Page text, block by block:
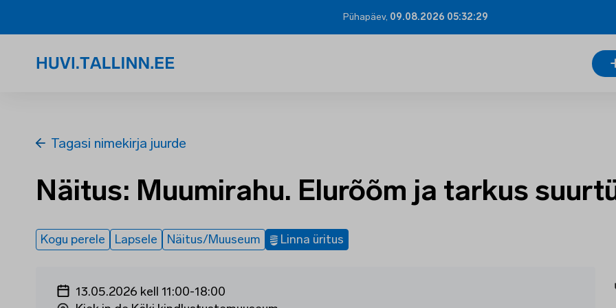
Pühapäev, 09.08.2026 05:32:30
Tagasi nimekirja juurde
Näitus: Muumirahu. Elurõõm ja tarkus
Kogu perele Lapsele Näitus/Muuseum Linna üritus
13.05.2026 kell 11:00-18:00